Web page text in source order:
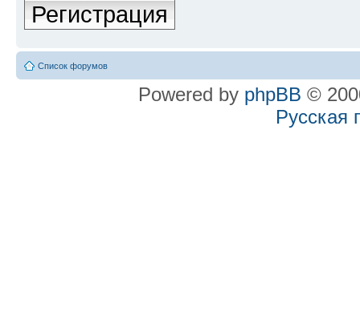
Регистрация
Список форумов
Powered by phpBB ©
Русская